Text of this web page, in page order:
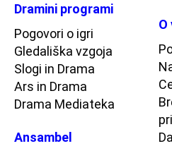
Dramini programi
Pogovori o igri
Gledališka vzgoja
Slogi in Drama
Ars in Drama
Drama Mediateka
Ansambel
O